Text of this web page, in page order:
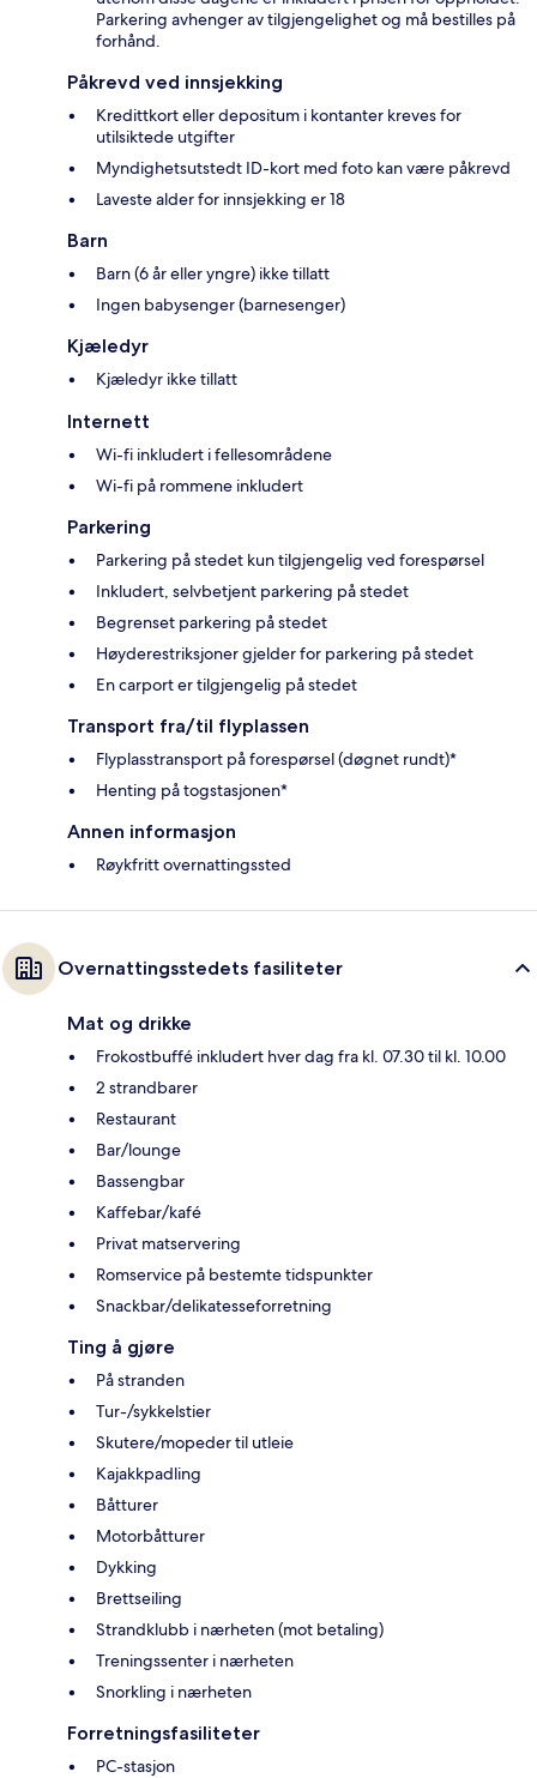
Parkering avhenger av tilgjengelighet og må bestilles på
forhånd.
Påkrevd ved innsjekking
Kredittkort eller depositum i kontanter kreves for
utilsiktede utgifter
Myndighetsutstedt ID-kort med foto kan være påkrevd
Laveste alder for innsjekking er 18
Barn
Barn (6 år eller yngre) ikke tillatt
Ingen babysenger (barnesenger)
Kjæledyr
Kjæledyr ikke tillatt
Internett
Wi-fi inkludert i fellesområdene
Wi-fi på rommene inkludert
Parkering
Parkering på stedet kun tilgjengelig ved forespørsel
Inkludert, selvbetjent parkering på stedet
Begrenset parkering på stedet
Høyderestriksjoner gjelder for parkering på stedet
En carport er tilgjengelig på stedet
Transport fra/til flyplassen
Flyplasstransport på forespørsel (døgnet rundt)*
Henting på togstasjonen*
Annen informasjon
Røykfritt overnattingssted
Overnattingsstedets fasiliteter
Mat og drikke
Frokostbuffé inkludert hver dag fra kl. 07.30 til kl. 10.00
2 strandbarer
Restaurant
Bar/lounge
Bassengbar
Kaffebar/kafé
Privat matservering
Romservice på bestemte tidspunkter
Snackbar/delikatesseforretning
Ting å gjøre
På stranden
Tur-/sykkelstier
Skutere/mopeder til utleie
Kajakkpadling
Båtturer
Motorbåtturer
Dykking
Brettseiling
Strandklubb i nærheten (mot betaling)
Treningssenter i nærheten
Snorkling i nærheten
Forretningsfasiliteter
PC-stasjon